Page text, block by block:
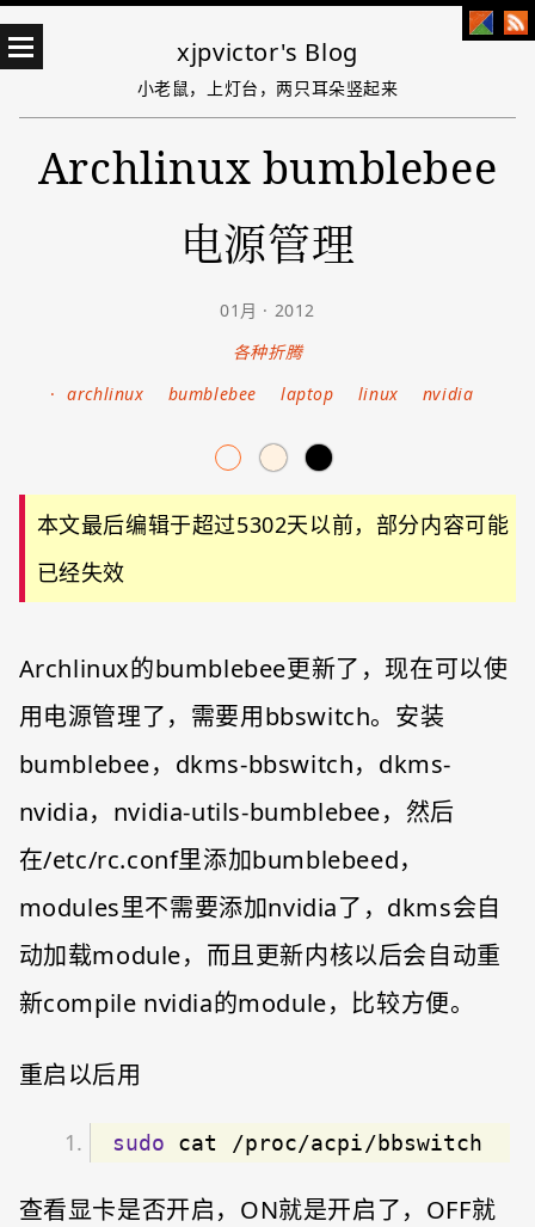
xjpvictor's Blog
小老鼠，上灯台，两只耳朵竖起来
Archlinux bumblebee
电源管理
01月 · 2012
各种折腾
· archlinux bumblebee laptop linux nvidia
本文最后编辑于超过5302天以前，部分内容可能
已经失效
Archlinux的bumblebee更新了，现在可以使
用电源管理了，需要用bbswitch。安装
bumblebee，dkms-bbswitch，dkms-
nvidia，nvidia-utils-bumblebee，然后
在/etc/rc.conf里添加bumblebeed，
modules里不需要添加nvidia了，dkms会自
动加载module，而且更新内核以后会自动重
新compile nvidia的module，比较方便。
重启以后用
sudo cat /proc/acpi/bbswitch
查看显卡是否开启，ON就是开启了，OFF就